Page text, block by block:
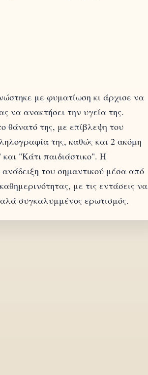
με φυματίωση κι άρχισε να
να ανακτήσει την υγεία της.
θάνατό της, με επίβλεψη του
της, καθώς και 2 ακόμη
"Κάτι παιδιάστικο". Η
του σημαντικού μέσα από
με τις εντάσεις να